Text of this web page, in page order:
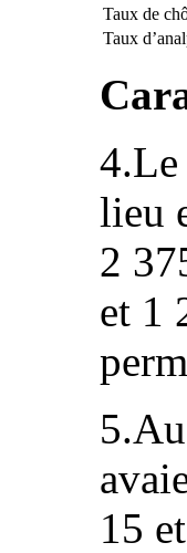
Taux de
Taux
4.Le
lieu
2
et 1
15